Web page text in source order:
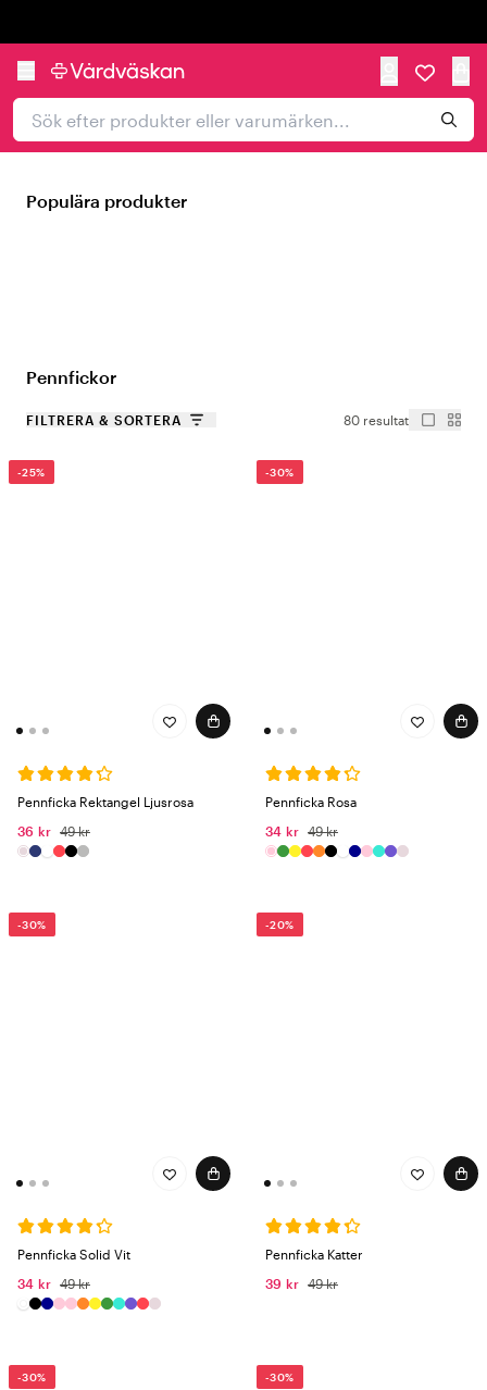
Populära produkter
Pennfickor
FILTRERA & SORTERA 80 resultat
-25%
Pennficka Rektangel Ljusrosa
36 kr 49 kr
-30%
Pennficka Rosa
34 kr 49 kr
-30%
Pennficka Solid Vit
34 kr 49 kr
-20%
Pennficka Katter
39 kr 49 kr
-30% -30%